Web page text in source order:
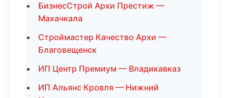
БизнесСтрой Архи Престиж —
Махачкала
Строймастер Качество Архи —
Благовещенск
ИП Центр Премиум — Владикавказ
ИП Альянс Кровля — Нижний